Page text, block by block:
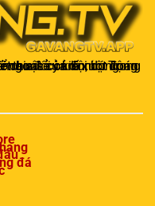
giả có thể chia sẻ ý kiến, dự đoán kết quả hoặc thảo luận về chiến thuật của đội bóng.
đá